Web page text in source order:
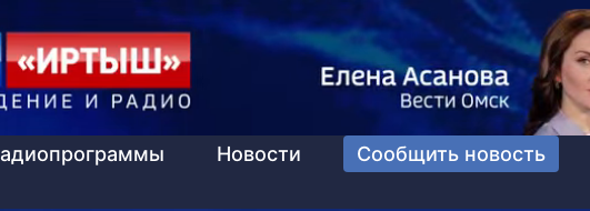
Новости Сообщить новость